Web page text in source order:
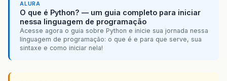
ALURA
O que é Python? — um guia completo para iniciar
nessa linguagem de programação
Acesse agora o guia sobre Python e inicie sua jornada nessa
linguagem de programação: o que é e para que serve, sua
sintaxe e como iniciar nela!